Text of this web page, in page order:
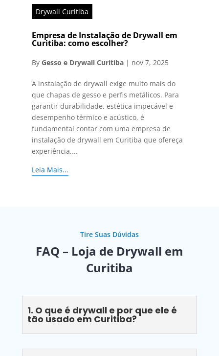
Drywall Curitiba
Empresa de Instalação de Drywall em
Curitiba: como escolher?
By Gesso e Drywall Curitiba| nov 7, 2025
A instalação de drywall exige muito mais do
que chapas de gesso e perfis metálicos. Para
garantir durabilidade, estética impecável e
desempenho térmico e acústico, é
fundamental contar com uma empresa de
instalação de drywall em Curitiba que ofereça
experiência,...
Leia Mais...
Tire Suas Dúvidas
FAQ – Loja de Drywall em
Curitiba
1. O que é drywall e por que ele é
tão usado em Curitiba?